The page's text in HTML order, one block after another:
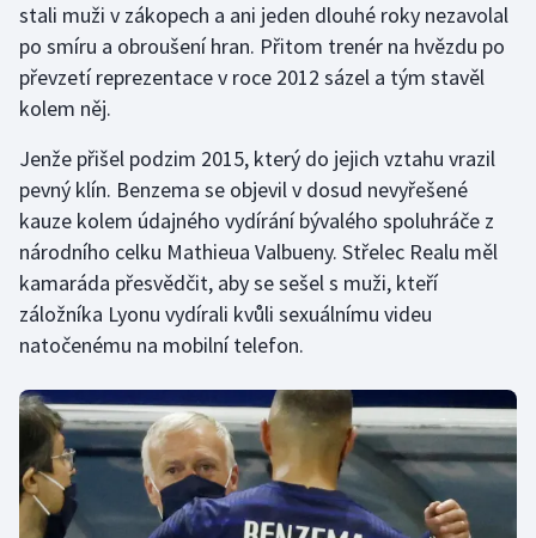
stali muži v zákopech a ani jeden dlouhé roky nezavolal
po smíru a obroušení hran. Přitom trenér na hvězdu po
převzetí reprezentace v roce 2012 sázel a tým stavěl
kolem něj.
Jenže přišel podzim 2015, který do jejich vztahu vrazil
pevný klín. Benzema se objevil v dosud nevyřešené
kauze kolem údajného vydírání bývalého spoluhráče z
národního celku Mathieua Valbueny. Střelec Realu měl
kamaráda přesvědčit, aby se sešel s muži, kteří
záložníka Lyonu vydírali kvůli sexuálnímu videu
natočenému na mobilní telefon.